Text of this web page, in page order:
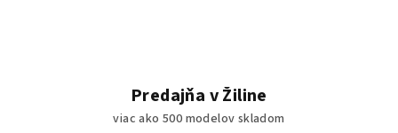
Predajňa v Žiline
viac ako 500 modelov skladom